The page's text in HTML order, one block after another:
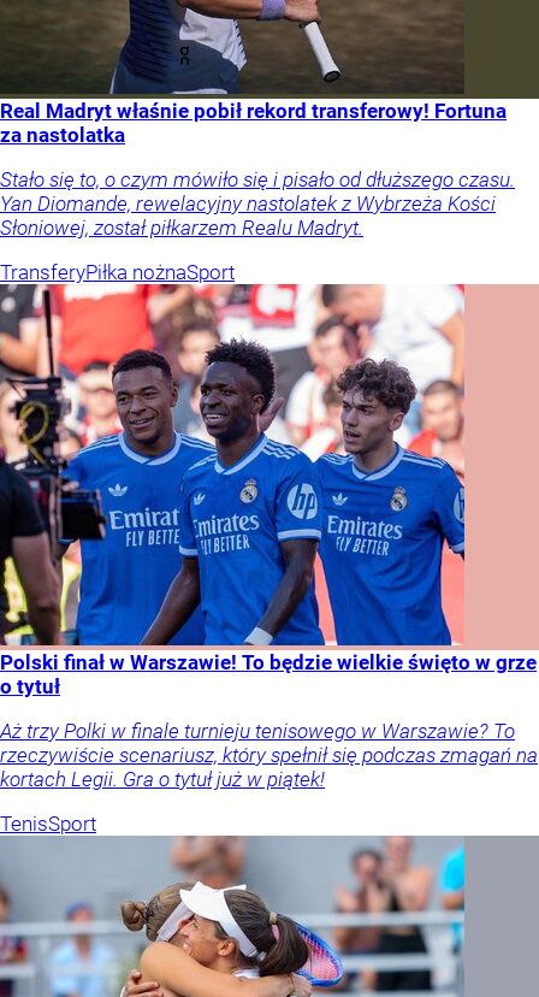
Real Madryt właśnie pobił rekord transferowy! Fortuna
za nastolatka
Stało się to, o czym mówiło się i pisało od dłuższego czasu.
Yan Diomande, rewelacyjny nastolatek z Wybrzeża Kości
Słoniowej, został piłkarzem Realu Madryt.
TransferyPiłka nożnaSport
Polski finał w Warszawie! To będzie wielkie święto w grze
o tytuł
Aż trzy Polki w finale turnieju tenisowego w Warszawie? To
rzeczywiście scenariusz, który spełnił się podczas zmagań na
kortach Legii. Gra o tytuł już w piątek!
TenisSport